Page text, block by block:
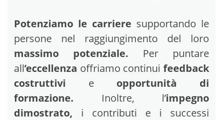
Potenziamo le carriere supportando le
persone nel raggiungimento del loro
massimo potenziale. Per puntare
all’eccellenza offriamo continui feedback
costruttivi e opportunità di
formazione. Inoltre, l’impegno
dimostrato, i contributi e i successi